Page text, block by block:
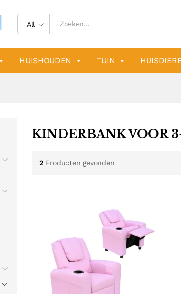
All
HUISHOUDEN TUIN
KINDERBANK VOOR
2 Producten gevonden